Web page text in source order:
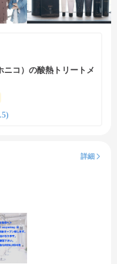
ニコ）の酸熱トリートメ
詳細